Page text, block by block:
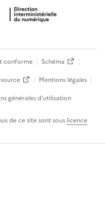
conforme
Schéma
Mentions légales
générales d’utilisation
de ce site sont sous licence